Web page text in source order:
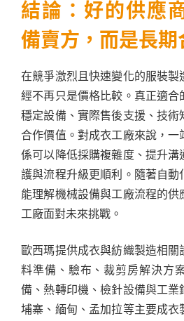
結論：好的供應
備賣方，而是長期
在競爭激烈且快速變化的服裝
經不再只是價格比較。真正適
穩定設備、實際售後支援、技術
合作價值。對成衣工廠來說，一
係可以降低採購複雜度、提升溝
護與流程升級更順利。隨著自動
能理解機械設備與工廠流程的
工廠面對未來挑戰。
歐西瑪提供成衣與紡織製造相關
料準備、驗布、裁剪房解決方
備、熱轉印機、檢針設備與工業
埔寨、緬甸、孟加拉等主要成衣